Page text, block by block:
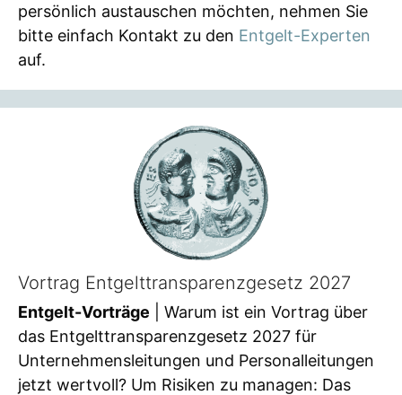
persönlich austauschen möchten, nehmen Sie
bitte einfach Kontakt zu den Entgelt-Experten
auf.
Vortrag Entgelttransparenzgesetz 2027
Entgelt-Vorträge | Warum ist ein Vortrag über
das Entgelttransparenzgesetz 2027 für
Unternehmensleitungen und Personalleitungen
jetzt wertvoll? Um Risiken zu managen: Das